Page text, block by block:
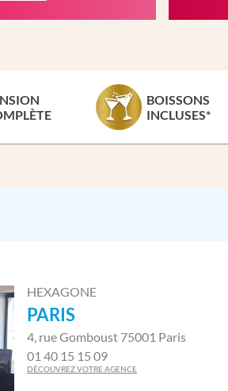
BOISSONS
INCLUSES*
HEXAGONE
PARIS
4, rue Gomboust 75001 Paris
01 40 15 15 09
DÉCOUVREZ VOTRE AGENCE